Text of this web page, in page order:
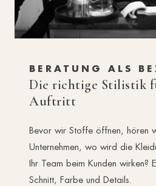
BERATUNG ALS
Die richtige Stilistik
Auftritt
Bevor wir Stoffe öffnen, hören
Unternehmen, wo wird die
Ihr Team beim Kunden wirken?
Schnitt, Farbe und Details.